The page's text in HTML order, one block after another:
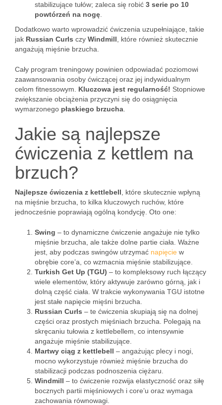
stabilizujące tułów; zaleca się robić 3 serie po 10
powtórzeń na nogę
Dodatkowo warto wprowadzić ćwiczenia uzupełniające, takie
jak Russian Curls czy Windmill , które również skutecznie
angażują mięśnie brzucha.
Cały program treningowy powinien odpowiadać poziomowi
zaawansowania osoby ćwiczącej oraz jej indywidualnym
celom fitnessowym. Kluczowa jest regularność! Stopniowe
zwiększanie obciążenia przyczyni się do osiągnięcia
wymarzonego płaskiego brzucha
Jakie są najlepsze
ćwiczenia z kettlem na
brzuch?
Najlepsze ćwiczenia z kettlebell , które skutecznie wpłyną
na mięśnie brzucha, to kilka kluczowych ruchów, które
jednocześnie poprawiają ogólną kondycję. Oto one:
Swing – to dynamiczne ćwiczenie angażuje nie tylko
mięśnie brzucha, ale także dolne partie ciała. Ważne
jest, aby podczas swingów utrzymać napięcie w
obrębie core’a, co wzmacnia mięśnie stabilizujące.
Turkish Get Up (TGU) – to kompleksowy ruch łączący
wiele elementów, który aktywuje zarówno górną, jak i
dolną część ciała. W trakcie wykonywania TGU istotne
jest stałe napięcie mięśni brzucha.
Russian Curls – te ćwiczenia skupiają się na dolnej
części oraz prostych mięśniach brzucha. Polegają na
skręcaniu tułowia z kettlebellem, co intensywnie
angażuje mięśnie stabilizujące.
Martwy ciąg z kettlebell – angażując plecy i nogi,
mocno wykorzystuje również mięśnie brzucha do
stabilizacji podczas podnoszenia ciężaru.
Windmill – to ćwiczenie rozwija elastyczność oraz siłę
bocznych partii mięśniowych i core’u oraz wymaga
zachowania równowagi.